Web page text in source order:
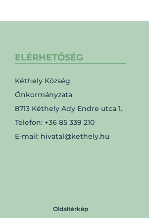
ELÉRHETŐSÉG
Kéthely Község
Önkormányzata
8713 Kéthely Ady Endre utca 1.
Telefon: +36 85 339 210
E-mail: hivatal@kethely.hu
Oldaltérkép